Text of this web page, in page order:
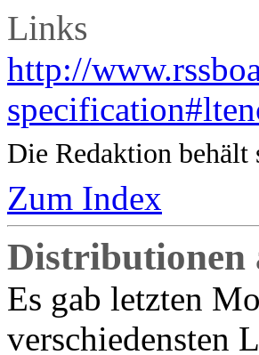
Links
http://
Die Redaktion behält
Zum Index
Distributionen
Es gab letzten
verschiedensten